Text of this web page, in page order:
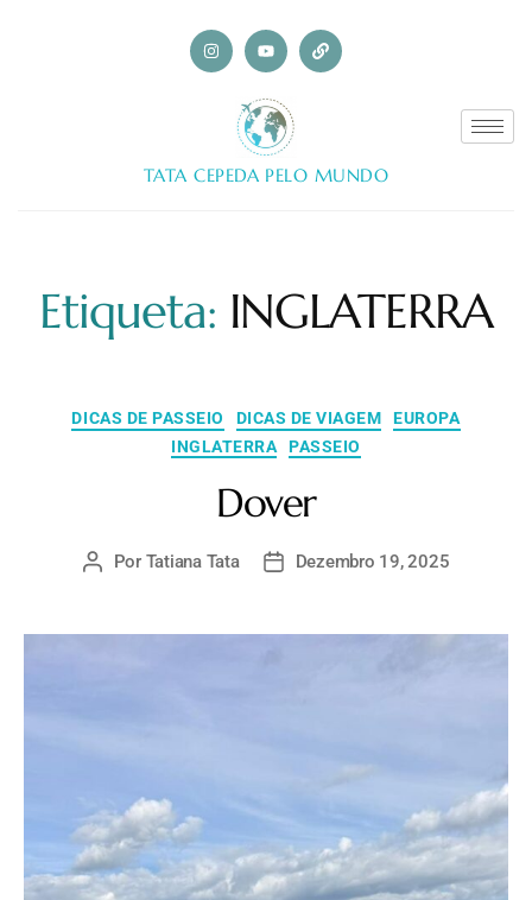
TATA CEPEDA PELO MUNDO
Etiqueta: INGLATERRA
DICAS DE PASSEIO DICAS DE VIAGEM
EUROPA
INGLATERRA
PASSEIO
Dover
Por Tatiana Tata Dezembro 19, 2025